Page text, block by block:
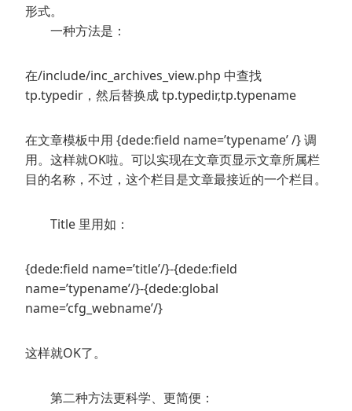
形式。
一种方法是：
在/include/inc_archives_view.php 中查找
tp.typedir，然后替换成 tp.typedir,tp.typename
在文章模板中用 {dede:field name=’typename’ /} 调
用。这样就OK啦。可以实现在文章页显示文章所属栏
目的名称，不过，这个栏目是文章最接近的一个栏目。
Title 里用如：
{dede:field name=’title’/}-{dede:field
name=’typename’/}-{dede:global
name=’cfg_webname’/}
这样就OK了。
第二种方法更科学、更简便：